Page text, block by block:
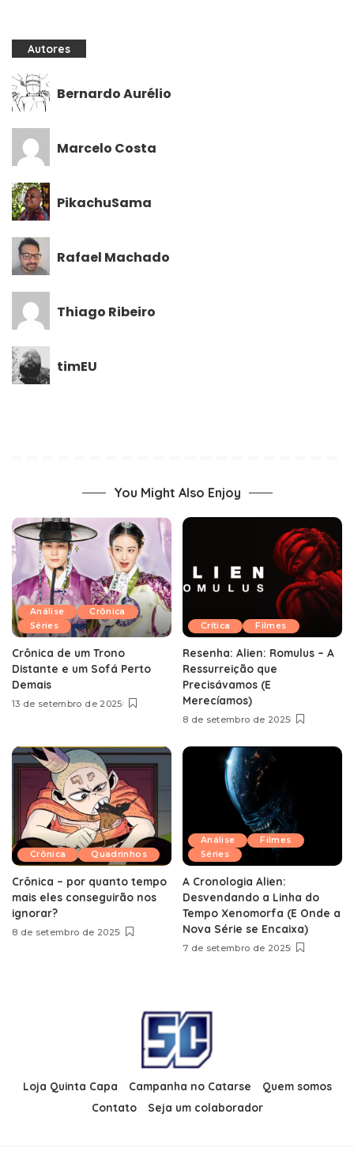
Autores
Bernardo Aurélio
Marcelo Costa
PikachuSama
Rafael Machado
Thiago Ribeiro
timEU
You Might Also Enjoy
Análise
Crônica
Séries
Crônica de um Trono
Distante e um Sofá Perto
Demais
13 de setembro de 2025
Crítica Filmes
Resenha: Alien: Romulus – A
Ressurreição que
Precisávamos (E
Merecíamos)
8 de setembro de 2025
Crônica Quadrinhos
Crônica – por quanto tempo
mais eles conseguirão nos
ignorar?
8 de setembro de 2025
Análise
Filmes
Séries
A Cronologia Alien:
Desvendando a Linha do
Tempo Xenomorfa (E Onde a
Nova Série se Encaixa)
7 de setembro de 2025
Loja Quinta Capa Campanha no Catarse
Quem somos
Contato
Seja um colaborador